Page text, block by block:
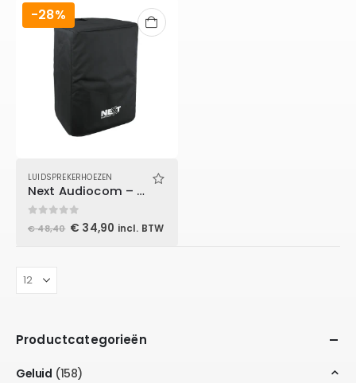
-28%
LUIDSPREKERHOEZEN
Next Audiocom – Cover for MV12
out of 5
€48,40 Oorspronkelijke
€ 34,90 Huidige
incl. BTW
Productcategorieën
Geluid (158)